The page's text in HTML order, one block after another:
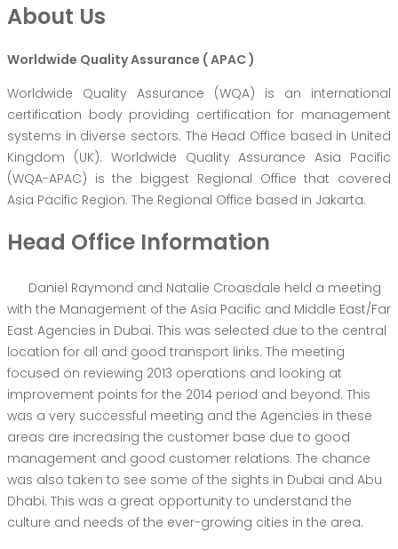
About Us
Worldwide Quality Assurance ( APAC )
Worldwide Quality Assurance (WQA) is an international
certification body providing certification for management
systems in diverse sectors. The Head Office based in United
Kingdom (UK). Worldwide Quality Assurance Asia Pacific
(WQA-APAC) is the biggest Regional Office that covered
Asia Pacific Region. The Regional Office based in Jakarta.
Head Office Information
Daniel Raymond and Natalie Croasdale held a meeting
with the Management of the Asia Pacific and Middle East/Far
East Agencies in Dubai. This was selected due to the central
location for all and good transport links. The meeting
focused on reviewing 2013 operations and looking at
improvement points for the 2014 period and beyond. This
was a very successful meeting and the Agencies in these
areas are increasing the customer base due to good
management and good customer relations. The chance
was also taken to see some of the sights in Dubai and Abu
Dhabi. This was a great opportunity to understand the
culture and needs of the ever-growing cities in the area.